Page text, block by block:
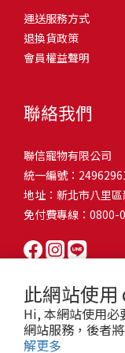
此網站使用
Hi, 本網站使用
網站服務，後者
解更多
和獨立能力。 幼犬
練？A: 訓練可從幼犬
化黃金期，每次訓練
屬啃咬玩具作替代品
尿尿？A: 建立固定如
密切監督。意外發生
一直吠叫怎麼辦？A:
「安靜」指令，停止
向獎勵比懲罰更有效
狗狗怎麼辦？A: 循序
正面經驗後給予獎勵
慮要如何處理？A: 練
調。提供能分散注意
熱，水分流失快，腸
換季時沒有適當調整
天注意保暖，提供暖
像是開冷氣又突然關
時，記得關心貓咪的
有血絲、異味特別重
蟲、球蟲）或腸胃炎
下來甚至可能造成貓
月一次，成貓每 3~6
嘔吐、食慾下降，務
天，或糞便異常，應
壓力影響腸胃壓力
張、焦慮、驚嚇（如
尤其是個性敏感的貓
就先「罷工」。減少
活中輕鬆改善看到滿
透過一些簡單的日常
毛、洗澡到增加互動
行動吧！ 預防貓掉
啦！勤勞梳毛是最直
髮打結和皮膚問題。
2-3天梳一次。挑選
或專用脫毛梳，依照
不僅能增加你們的互
貓掉毛方法2：定期
其實不完全正確哦！
澡頻率不宜過高，一
而會造成皮膚乾燥。
完全吹乾，避免濕毛
的紙箱。建議一開始
使用狀況，再考慮
$500貓跳台$1,500貓
咪是非常需要安全感
花費3：貓跳台貓咪
放高度適合的貓跳台
咪對於環境的安全感
用品，可選擇合適貓
想，需要準備一個能
時，外出籠就非常重
緊急情況時，貓咪過
費用大約落在 $
運送服務方式
退換貨政策
會員權益聲明
聯絡我們
聯信寵物有限公司
統一編號：
地址：新北市八里
免付費專線：0800-